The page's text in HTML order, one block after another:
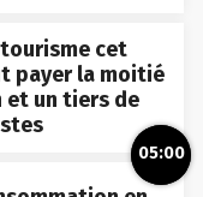
cet
payer la moitié
et un tiers de
05:00